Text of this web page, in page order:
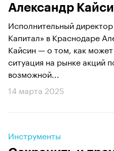
Александр
Исполнительный
Капитал» в Краснодаре
Кайсин — о том, как может
ситуация на рынке акций
возможной...
14 марта 2025
Инструменты